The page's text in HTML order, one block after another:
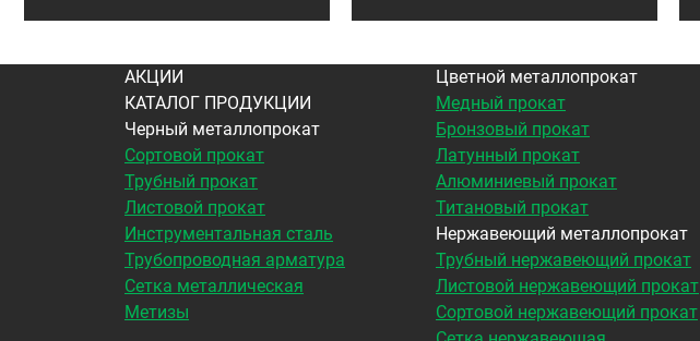
АКЦИИ
КАТАЛОГ ПРОДУКЦИИ
Черный металлопрокат
Сортовой прокат
Трубный прокат
Листовой прокат
Инструментальная сталь
Трубопроводная арматура
Сетка металлическая
Метизы
Цветной металлопрокат
Медный прокат
Бронзовый прокат
Латунный прокат
Алюминиевый прокат
Титановый прокат
Нержавеющий металлопрокат
Трубный нержавеющий прокат
Листовой нержавеющий прокат
Сортовой нержавеющий прокат